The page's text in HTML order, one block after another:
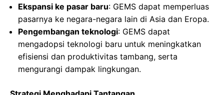
Ekspansi ke pasar baru: GEMS dapat memperluas
pasarnya ke negara-negara lain di Asia dan Eropa.
Pengembangan teknologi: GEMS dapat
mengadopsi teknologi baru untuk meningkatkan
efisiensi dan produktivitas tambang, serta
mengurangi dampak lingkungan.